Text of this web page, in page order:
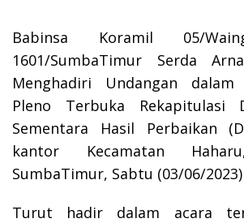
Babinsa Koramil 05/
1601/SumbaTimur Serda
Menghadiri Undangan
Pleno Terbuka Rekapitulasi
Sementara Hasil Perbaikan
kantor Kecamatan
SumbaTimur, Sabtu (03/06/2023)
Turut hadir dalam acara